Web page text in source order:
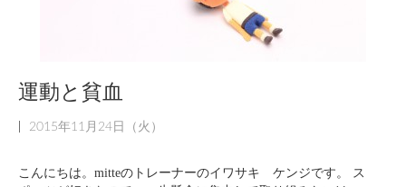
運動と貧血
2015年11月24日（火）
こんにちは。mitteのトレーナーのイワサキ ケンジです。 ス